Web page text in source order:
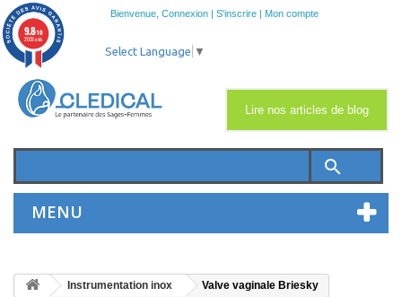
Bienvenue, Connexion | S'inscrire | Mon compte
search
MENU
Lire nos articles de blog
Select Language ▼
Instrumentation inox Valve vaginale Briesky
9.8/10
2033 avis